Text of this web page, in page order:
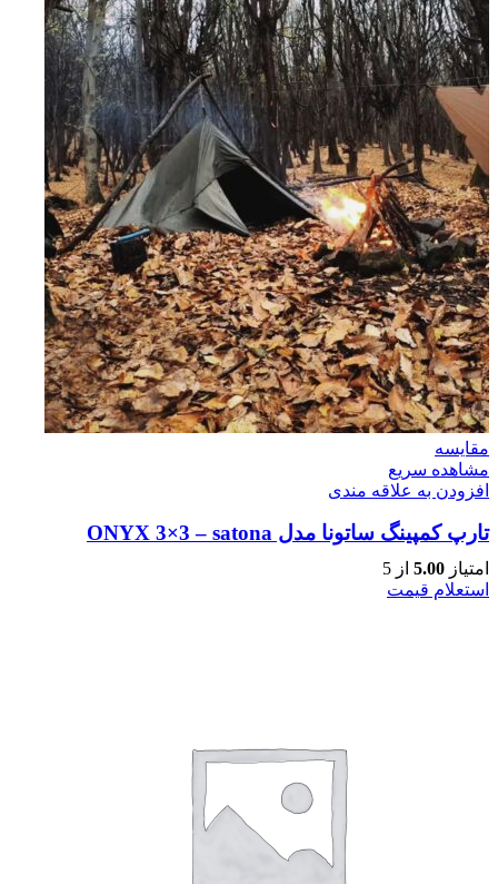
مقایسه
مشاهده سریع
افزودن به علاقه مندی
تارپ کمپینگ ساتونا مدل ONYX 3×3 – satona
امتیاز 5.00 از 5
استعلام قیمت